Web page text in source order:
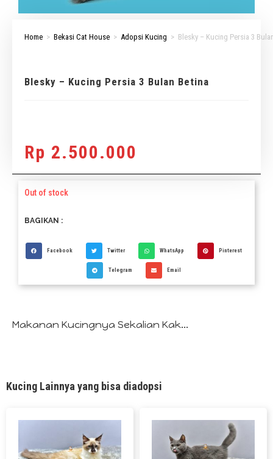
Home > Bekasi Cat House > Adopsi Kucing > Blesky – Kucing Persia 3
Blesky – Kucing Persia 3 Bulan Betina
Rp 2.500.000
Out of stock
BAGIKAN :
Facebook Twitter WhatsApp Pinterest
Telegram Email
Makanan Kucingnya Sekalian Kak...
Kucing Lainnya yang bisa diadopsi